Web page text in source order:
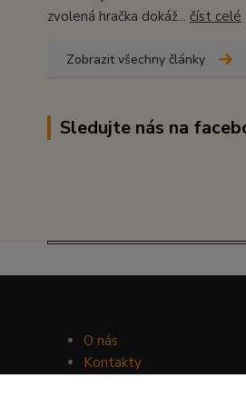
zvolená hračka dokáž... číst celé
Zobrazit všechny články
Sledujte nás na
O nás
Kontakty